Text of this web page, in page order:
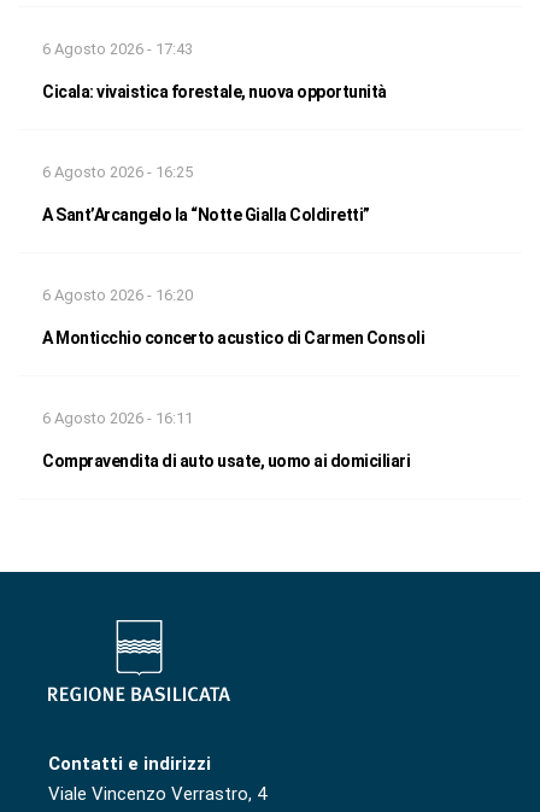
6 Agosto 2026 - 17:43
Cicala: vivaistica forestale, nuova opportunità
6 Agosto 2026 - 16:25
A Sant’Arcangelo la “Notte Gialla Coldiretti”
6 Agosto 2026 - 16:20
A Monticchio concerto acustico di Carmen Consoli
6 Agosto 2026 - 16:11
Compravendita di auto usate, uomo ai domiciliari
Contatti e indirizzi
Viale Vincenzo Verrastro, 4